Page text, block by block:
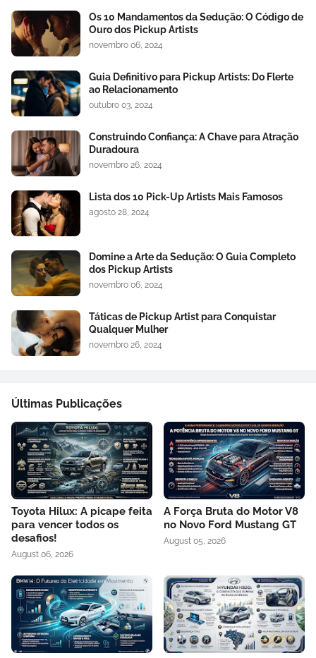
Os 10 Mandamentos da Sedução: O Código de
Ouro dos Pickup Artists
novembro 06, 2024
Guia Definitivo para Pickup Artists: Do Flerte
ao Relacionamento
outubro 03, 2024
Construindo Confiança: A Chave para Atração
Duradoura
novembro 26, 2024
Lista dos 10 Pick-Up Artists Mais Famosos
agosto 28, 2024
Domine a Arte da Sedução: O Guia Completo
dos Pickup Artists
novembro 06, 2024
Táticas de Pickup Artist para Conquistar
Qualquer Mulher
novembro 26, 2024
Últimas Publicações
Toyota Hilux: A picape feita
para vencer todos os
desafios!
August 06, 2026
A Força Bruta do Motor V8
no Novo Ford Mustang GT
August 05, 2026